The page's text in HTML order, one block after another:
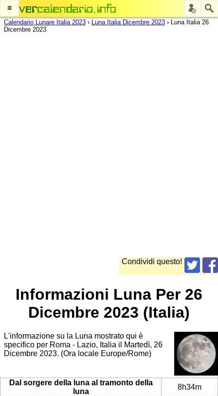
≡
Calendario Lunare Italia 2023 › Luna Italia Dicembre 2023 › Luna Italia 26
Dicembre 2023
Condividi questo!
Informazioni Luna Per 26
Dicembre 2023 (Italia)
L'informazione su la Luna mostrato qui è
specifico per Roma - Lazio, Italia il Martedì, 26
Dicembre 2023. (Ora locale Europe/Rome)
Dal sorgere della luna al tramonto della
luna
8h34m